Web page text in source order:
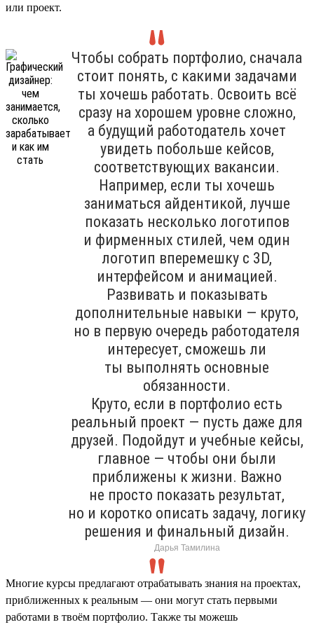
или проект.
Чтобы собрать портфолио, сначала
стоит понять, с какими задачами
ты хочешь работать. Освоить всё
сразу на хорошем уровне сложно,
а будущий работодатель хочет
увидеть побольше кейсов,
соответствующих вакансии.
Например, если ты хочешь
заниматься айдентикой, лучше
показать несколько логотипов
и фирменных стилей, чем один
логотип вперемешку с 3D,
интерфейсом и анимацией.
Развивать и показывать
дополнительные навыки — круто,
но в первую очередь работодателя
интересует, сможешь ли
ты выполнять основные
обязанности.
Круто, если в портфолио есть
реальный проект — пусть даже для
друзей. Подойдут и учебные кейсы,
главное — чтобы они были
приближены к жизни. Важно
не просто показать результат,
но и коротко описать задачу, логику
решения и финальный дизайн.
Дарья Тамилина
Многие курсы предлагают отрабатывать знания на проектах,
приближенных к реальным — они могут стать первыми
работами в твоём портфолио. Также ты можешь